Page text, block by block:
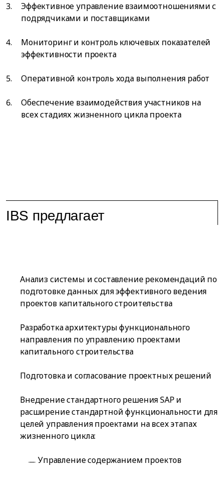
Эффективное управление взаимоотношениями с
подрядчиками и поставщиками
Мониторинг и контроль ключевых показателей
эффективности проекта
Оперативной контроль хода выполнения работ
Обеспечение взаимодействия участников на
всех стадиях жизненного цикла проекта
IBS предлагает
Анализ системы и составление рекомендаций по
подготовке данных для эффективного ведения
проектов капитального строительства
Разработка архитектуры функционального
направления по управлению проектами
капитального строительства
Подготовка и согласование проектных решений
Внедрение стандартного решения SAP и
расширение стандартной функциональности для
целей управления проектами на всех этапах
жизненного цикла:
Управление содержанием проектов